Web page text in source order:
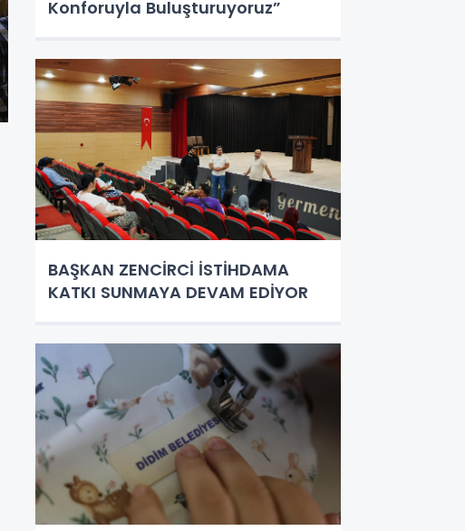
Konforuyla Buluşturuyoruz”
BAŞKAN ZENCİRCİ İSTİHDAMA
KATKI SUNMAYA DEVAM EDİYOR